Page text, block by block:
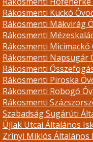
Rákosmenti Kuckó
Rákosmenti Mákvirág
Rákosmenti
Rákosmenti Micimackó
Rákosmenti Napsugár
Rákosmenti
Rákosmenti Piroska
Rákosmenti Robogó
Rákosmenti
Szabadság Sugárúti
Újlak Utcai Általános
Zrínyi Miklós Általános